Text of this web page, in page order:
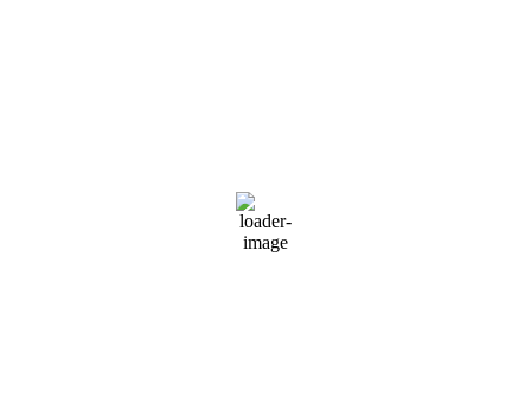
Patchy rain nearby
69 %